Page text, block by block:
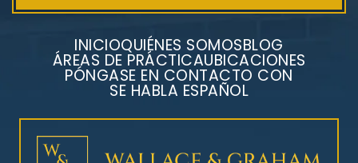
INICIOQUIÉNES SOMOSBLOG
ÁREAS DE PRÁCTICAUBICACIONES
PÓNGASE EN CONTACTO CON
SE HABLA ESPAÑOL